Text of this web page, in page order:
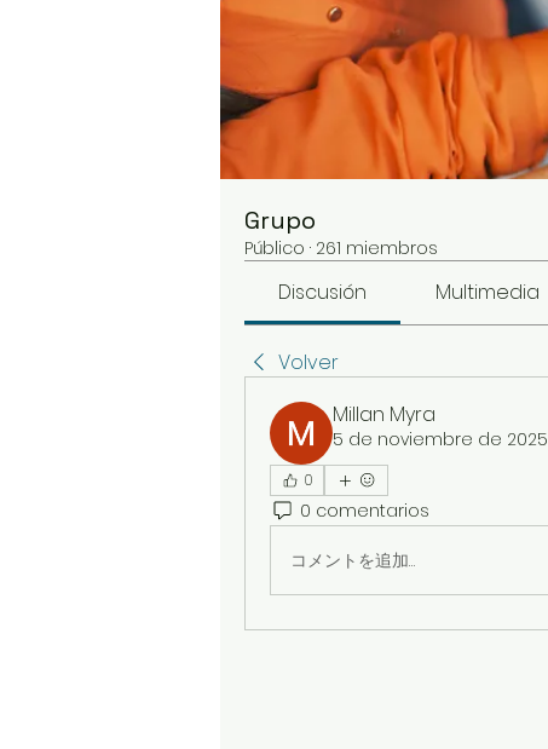
Grupo
Público · 261 miembros
Discusión Multimedia
Volver
Millan Myra
5 de noviembre de 2025
0
0 comentarios
コメントを追加…